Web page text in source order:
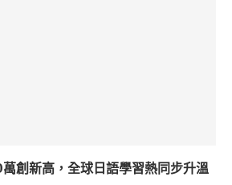
創新高，全球日語學習熱同步升溫